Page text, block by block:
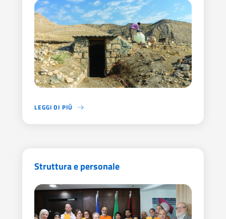
LEGGI DI PIÙ
DAL 2014 LE INIZIATIVE UMANITARIE DI AICS HANNO AVUTO
Struttura e personale